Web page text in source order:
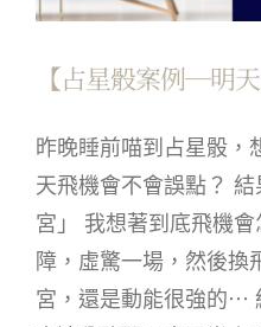
【占星骰案例─明
昨晚睡前喵到占星骰，
天飛機會不會誤點？
宮」 我想著到底飛機
障，虛驚一場，然後換
宮，還是動能很強的⋯